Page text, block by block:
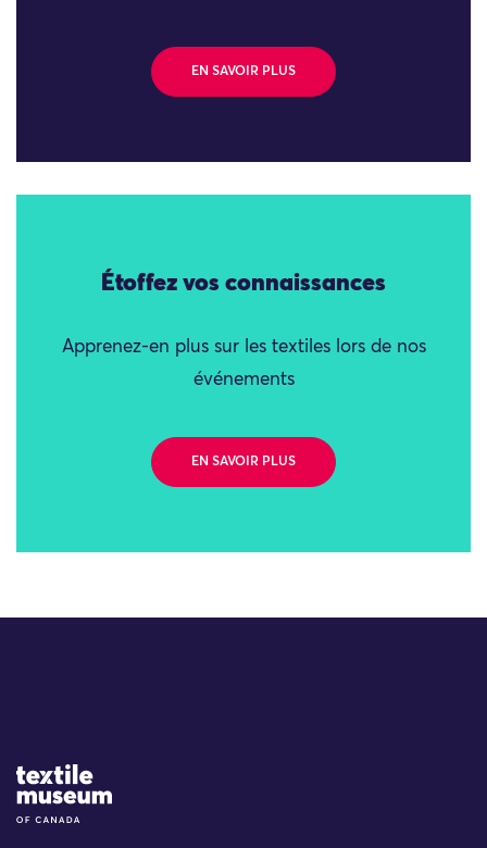
EN SAVOIR PLUS
Étoffez vos connaissances
Apprenez-en plus sur les textiles lors de nos
événements
EN SAVOIR PLUS
Site Logo